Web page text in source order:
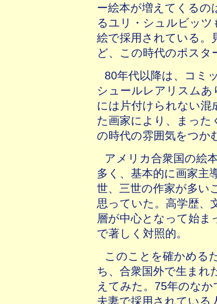
ー絵本が増えてくるの
るユリ・シュルビッ
絵で採用されている。
ど、この時代のポス
80年代以降は、コミ
シュールレアリスムあ
には片付けられない混
た画家により、まっ
の時代の雰囲気をつか
アメリカ合衆国の絵
多く、基本的に画家主
世、三世の作家が多い
思っていた。高学歴、
層が中心となって始ま
で著しく対照的。
このことを確かめる
ち、合衆国外で生まれ
えてみた。75年のな
夫妻で採用されている